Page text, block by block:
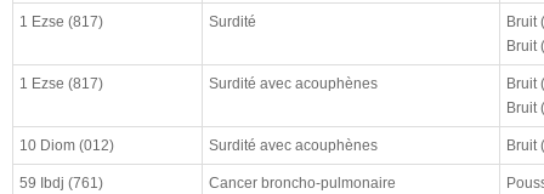
résultat
1 Ezse (817) Surdité
Bruit
Bruit
1 Ezse (817) Surdité avec acouphènes
Bruit
Bruit
10 Diom (012) Surdité avec acouphènes Bruit
59 Ibdj (761) Cancer broncho-pulmonaire